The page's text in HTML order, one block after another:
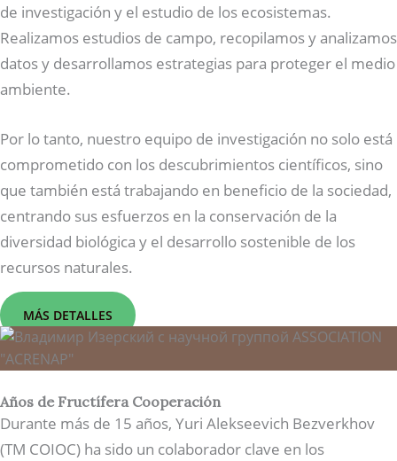
de investigación y el estudio de los ecosistemas.
Realizamos estudios de campo, recopilamos y analizamos
datos y desarrollamos estrategias para proteger el medio
ambiente.
Por lo tanto, nuestro equipo de investigación no solo está
comprometido con los descubrimientos científicos, sino
que también está trabajando en beneficio de la sociedad,
centrando sus esfuerzos en la conservación de la
diversidad biológica y el desarrollo sostenible de los
recursos naturales.
MÁS DETALLES
Años de Fructífera Cooperación
Durante más de 15 años, Yuri Alekseevich Bezverkhov
(TM COIOC) ha sido un colaborador clave en los